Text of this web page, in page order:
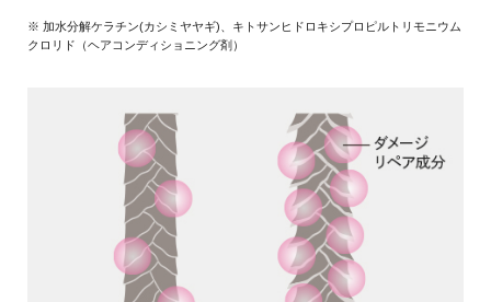
※ 加水分解ケラチン(カシミヤヤギ)、キトサンヒドロキシプロピルトリモニウム
クロリド（ヘアコンディショニング剤）